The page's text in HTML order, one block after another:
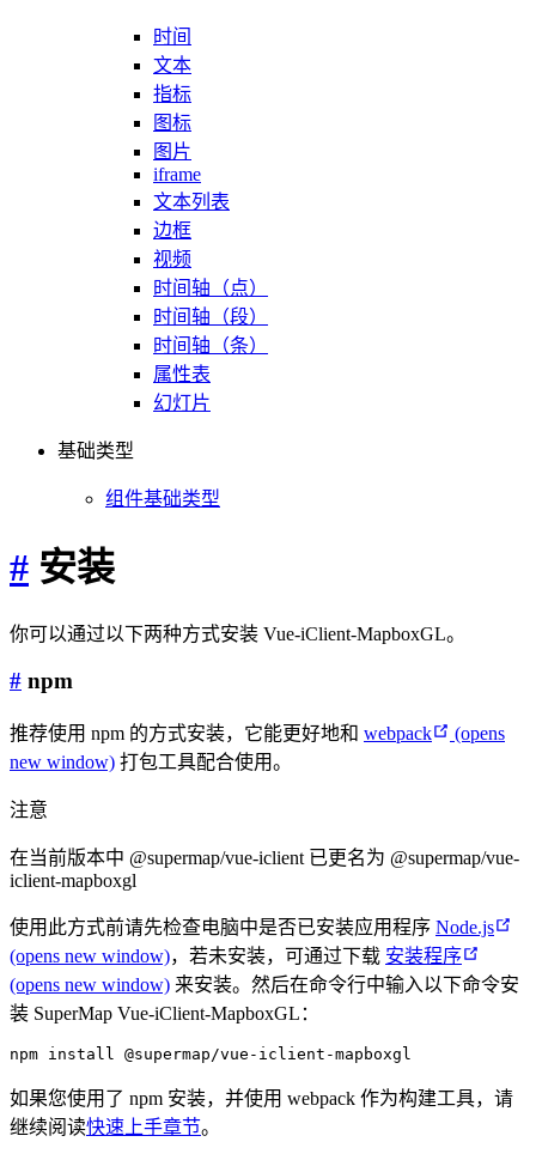
时间
文本
指标
图标
图片
iframe
文本列表
边框
视频
时间轴（点）
时间轴（段）
时间轴（条）
属性表
幻灯片
基础类型
组件基础类型
# 安装
你可以通过以下两种方式安装 Vue-iClient-MapboxGL。
# npm
推荐使用 npm 的方式安装，它能更好地和 webpack
(opens
new window) 打包工具配合使用。
注意
在当前版本中 @supermap/vue-iclient 已更名为 @supermap/vue-
iclient-mapboxgl
使用此方式前请先检查电脑中是否已安装应用程序 Node.js
(opens new window)，若未安装，可通过下载 安装程序
(opens new window) 来安装。然后在命令行中输入以下命令安
装 SuperMap Vue-iClient-MapboxGL：
如果您使用了 npm 安装，并使用 webpack 作为构建工具，请
继续阅读快速上手章节。